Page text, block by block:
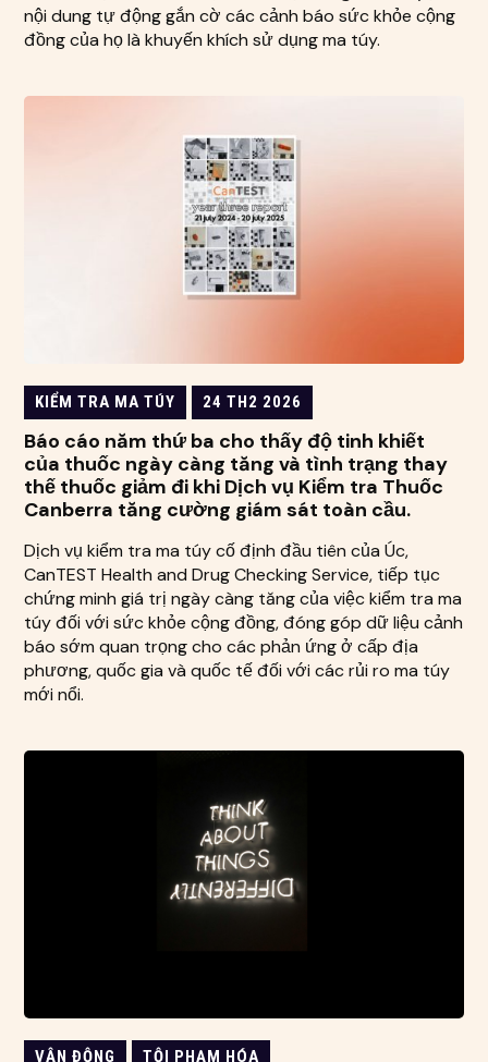
nội dung tự động gắn cờ các cảnh báo sức khỏe cộng
đồng của họ là khuyến khích sử dụng ma túy.
KIỂM TRA MA TÚY 24 TH2 2026
Báo cáo năm thứ ba cho thấy độ tinh khiết
của thuốc ngày càng tăng và tình trạng thay
thế thuốc giảm đi khi Dịch vụ Kiểm tra Thuốc
Canberra tăng cường giám sát toàn cầu.
Dịch vụ kiểm tra ma túy cố định đầu tiên của Úc,
CanTEST Health and Drug Checking Service, tiếp tục
chứng minh giá trị ngày càng tăng của việc kiểm tra ma
túy đối với sức khỏe cộng đồng, đóng góp dữ liệu cảnh
báo sớm quan trọng cho các phản ứng ở cấp địa
phương, quốc gia và quốc tế đối với các rủi ro ma túy
mới nổi.
VẬN ĐỘNG TỘI PHẠM HÓA